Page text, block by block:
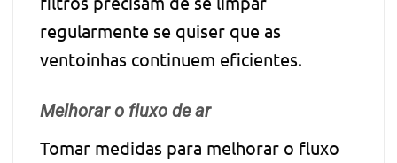
regularmente se quiser que as
ventoinhas continuem eficientes.
Melhorar o fluxo de ar
Tomar medidas para melhorar o fluxo